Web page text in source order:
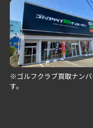
※ゴルフクラブ買取ナン
す。